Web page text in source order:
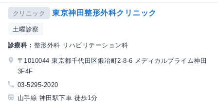
クリニック 東京神田整形外科クリニック
土曜診察
診療科： 整形外科 リハビリテーション科
〒1010044 東京都千代田区鍛冶町2-8-6 メディカルプライム神田
3F4F
03-5295-2020
山手線 神田駅下車 徒歩1分